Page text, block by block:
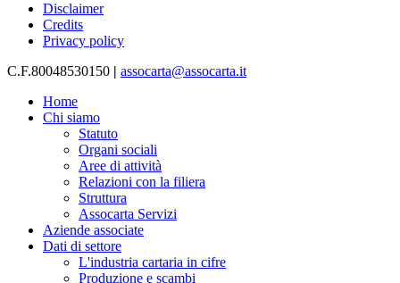
Disclaimer
Credits
Privacy policy
C.F.80048530150 | assocarta@assocarta.it
Home
Chi siamo
Statuto
Organi sociali
Aree di attività
Relazioni con la filiera
Struttura
Assocarta Servizi
Aziende associate
Dati di settore
L'industria cartaria in cifre
Produzione e scambi